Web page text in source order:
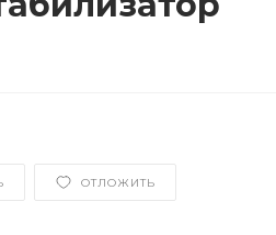
ОТЛОЖИТЬ